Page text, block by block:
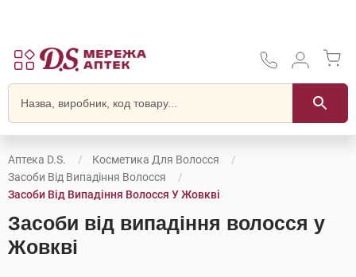
Аптека D.S.
Косметика Для Волосся
Засоби Від Випадіння Волосся
Засоби Від Випадіння Волосся У Жовкві
Засоби від випадіння волосся у
Жовкві